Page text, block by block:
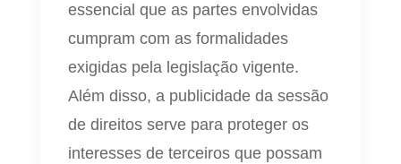
essencial que as partes envolvidas
cumpram com as formalidades
exigidas pela legislação vigente.
Além disso, a publicidade da sessão
de direitos serve para proteger os
interesses de terceiros que possam